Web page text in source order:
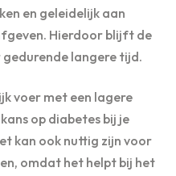
en geleidelijk aan
Hierdoor blijft de
langere tijd.
voer met een lagere
op diabetes bij je
kan ook nuttig zijn voor
omdat het helpt bij het